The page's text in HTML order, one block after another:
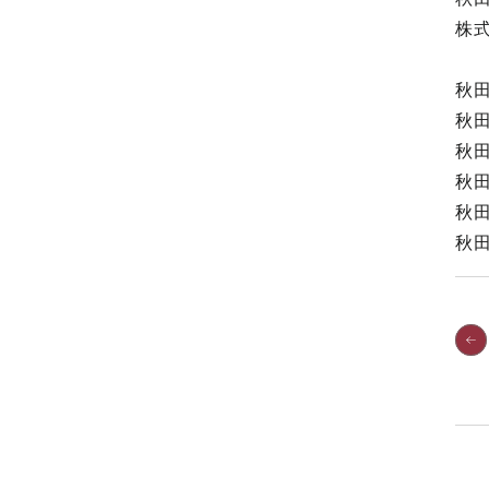
株
秋
秋
秋
秋
秋
秋